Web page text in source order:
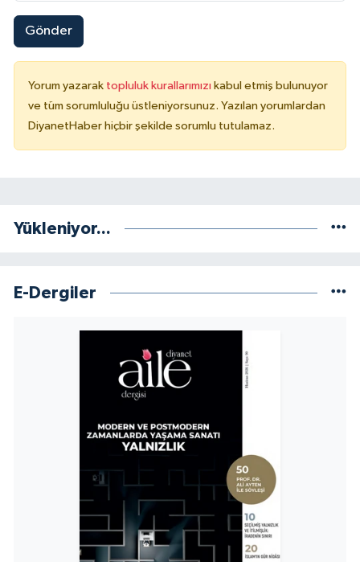
Gönder
Yorum yazarak topluluk kurallarımızı kabul etmiş bulunuyor
ve tüm sorumluluğu üstleniyorsunuz. Yazılan yorumlardan
DiyanetHaber hiçbir şekilde sorumlu tutulamaz.
Yükleniyor...
E-Dergiler
Karaman Müftülüğü
Kars Müftülüğü
Kastamonu Müftülüğü
Kırıkkale Müftülüğü
Kocaeli Müftülüğü
Konya Müftülüğü
Kütahya Müftülüğü
Malatya Müftülüğü
Manisa Müftülüğü
Mardin Müftülüğü